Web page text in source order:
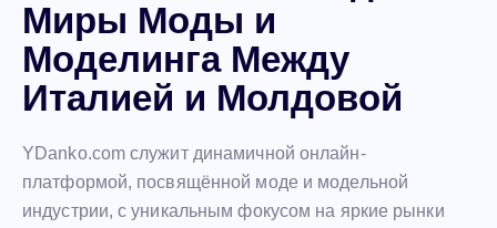
Миры Моды и
Моделинга Между
Италией и Молдовой
YDanko.com служит динамичной онлайн-
платформой, посвящённой моде и модельной
индустрии, с уникальным фокусом на яркие рынки